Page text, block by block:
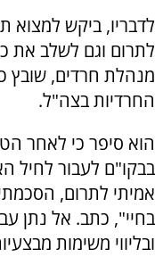
לדבריו, ביקש למצוא
לתרום וגם לשלב את
מנהלת חרדים, שובץ
החרדיות בצה"ל.
הוא סיפר כי לאחר
בבקו"ם לעבור לחיל
אמיתי לתרום,
בחיי", כתב. אל נתן
ובליווי משימות